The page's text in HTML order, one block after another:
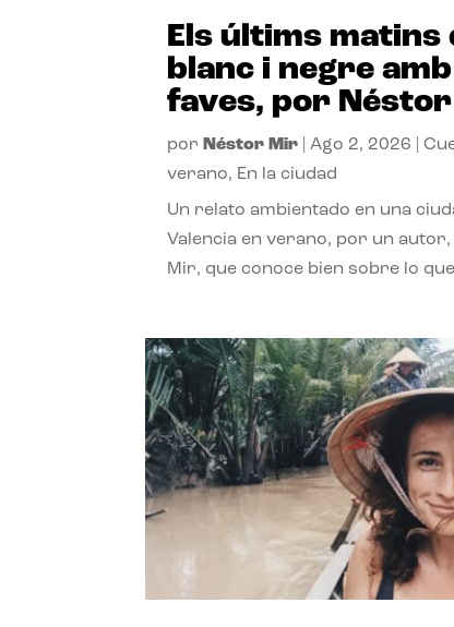
Els últims matins
blanc i negre amb
faves, por
por Néstor Mir |Ago 2, 2026 |
verano, En la ciudad
Un relato ambientado en una
Valencia en verano, por un
Mir, que conoce bien sobre lo